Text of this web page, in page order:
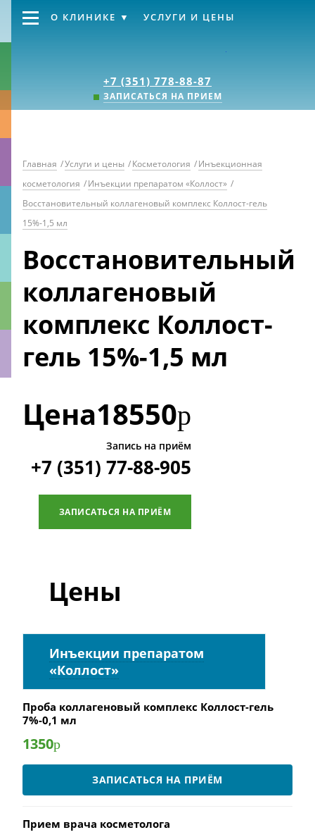
+7 (351) 778-88-87
ЗАПИСАТЬСЯ НА ПРИЕМ
О КЛИНИКЕ УСЛУГИ И ЦЕНЫ
Главная /Услуги и цены /Косметология /Инъекционная
косметология /Инъекции препаратом «Коллост» /
Восстановительный коллагеновый комплекс Коллост-гель
15%-1,5 мл
Восстановительный
коллагеновый
комплекс Коллост-
гель 15%-1,5 мл
Цена18550р
Запись на приём
+7 (351) 77-88-905
ЗАПИСАТЬСЯ НА ПРИЁМ
Цены
Инъекции препаратом
«Коллост»
Проба коллагеновый комплекс Коллост-гель
7%-0,1 мл
1350р
ЗАПИСАТЬСЯ НА ПРИЁМ
Прием врача косметолога